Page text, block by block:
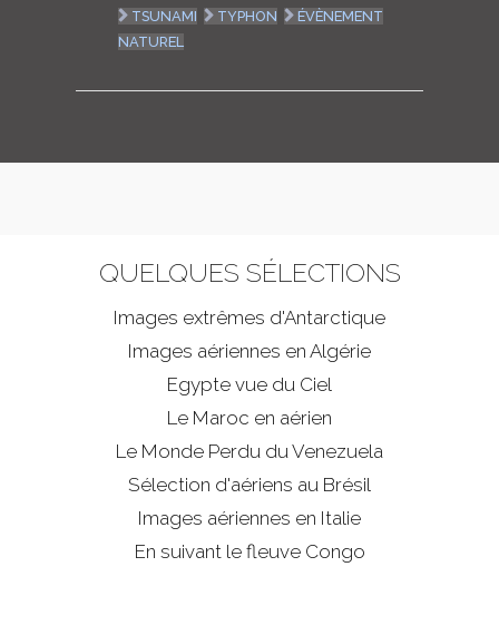
TSUNAMI
TYPHON
ÉVÈNEMENT
NATUREL
QUELQUES SÉLECTIONS
Images extrêmes d'Antarctique
Images aériennes en Algérie
Egypte vue du Ciel
Le Maroc en aérien
Le Monde Perdu du Venezuela
Sélection d'aériens au Brésil
Images aériennes en Italie
En suivant le fleuve Congo